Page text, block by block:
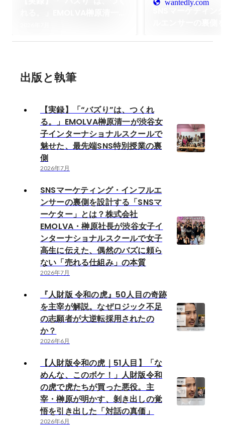
wantedly.com
出版と執筆
【実録】「“バズり”は、つくれ
る。」EMOLVA榊󠄀原清一が渋谷女
子インターナショナルスクールで
魅せた、最先端SNS特別授業の裏
側
2026年7月
SNSマーケティング・インフルエ
ンサーの裏側を設計する「SNSマ
ーケター」とは？株式会社
EMOLVA・榊󠄀原社長が渋谷女子イ
ンターナショナルスクールで女子
高生に伝えた、偶然のバズに頼ら
ない「売れる仕組み」の本質
2026年7月
『人財版 令和の虎』50人目の奇跡
を主宰が解説。なぜロジック不足
の志願者が大逆転採用されたの
か？
2026年6月
【人財版令和の虎｜51人目】「な
めんな、このボケ！」人財版令和
の虎で虎たちが買った悪役。主
宰・榊󠄀原が明かす、剝き出しの覚
悟を引き出した「対話の真価」
2026年6月